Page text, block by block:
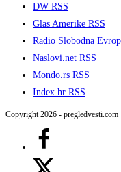
DW RSS
Glas Amerike RSS
Radio Slobodna
Naslovi.net RSS
Mondo.rs RSS
Index.hr RSS
Copyright 2026 - pregledvesti.com